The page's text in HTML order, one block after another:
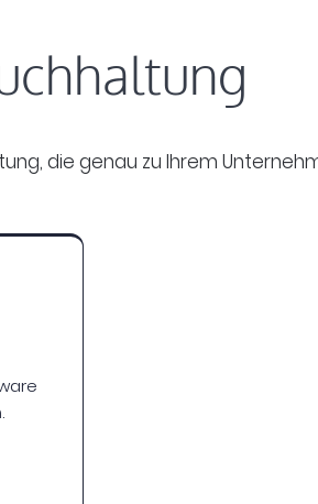
die genau zu Ihrem